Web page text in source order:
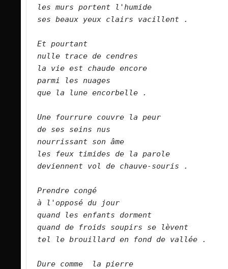
les murs portent l'humide
ses beaux yeux clairs vacillent .
Et pourtant
nulle trace de cendres
la vie est chaude encore
parmi les nuages
que la lune encorbelle .
Une fourrure couvre la peur
de ses seins nus
nourrissant son âme
les feux timides de la parole
deviennent vol de chauve-souris .
Prendre congé
à l'opposé du jour
quand les enfants dorment
quand de froids soupirs se lèvent
tel le brouillard en fond de vallée .
Dure comme  la pierre